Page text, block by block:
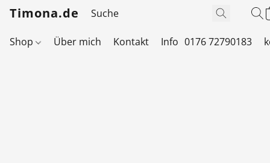
Timona.de
Shop Über mich Kontakt Info 0176 72790183